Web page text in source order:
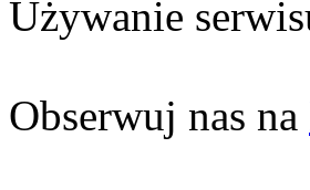
Używanie
Obserwuj nas na